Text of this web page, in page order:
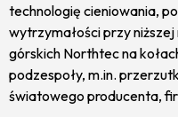
technologię cieniowania,
wytrzymałości przy
górskich Northtec na
podzespoły, m.in.
światowego producenta,